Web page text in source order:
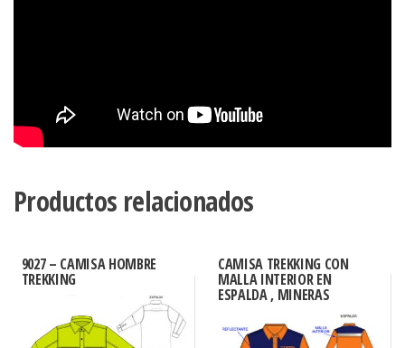
Productos relacionados
9027 – CAMISA HOMBRE
TREKKING
CAMISA TREKKING CON
MALLA INTERIOR EN
ESPALDA , MINERAS